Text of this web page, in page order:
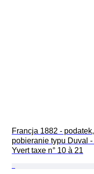
Francja 1882 - podatek,
pobieranie typu Duval -
Yvert taxe n° 10 à 21